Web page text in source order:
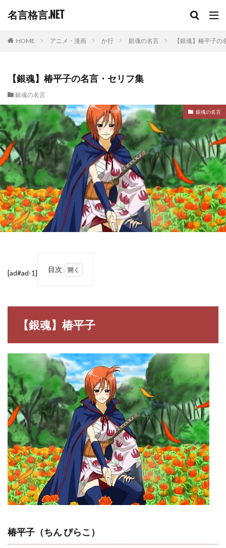
名言格言.NET
HOME アニメ・漫画 か行 銀魂の名言 【銀魂】椿平子
【銀魂】椿平子の名言・セリフ集
銀魂の名言
銀魂の名言
[ad#ad-1] 目次
子
椿平
子
（ち
ん ぴ
ら
こ）
2
【銀
魂】
椿平
子の
名
言・
名セ
リフ
3
銀
ラ一
覧
【銀魂】椿平子
椿平子（ちん ぴらこ）